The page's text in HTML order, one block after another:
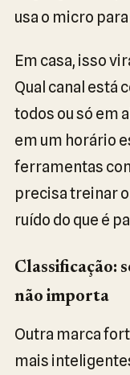
usa o micro
Em casa, isso
Qual canal está
todos ou só em
em um horário
ferramentas
precisa treinar
ruído do que é
Classificação:
não importa
Outra marca
mais